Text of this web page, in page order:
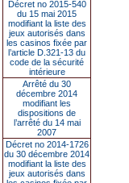
Décret no 2015-540
du 15 mai 2015
modifiant la liste des
jeux autorisés dans
les casinos fixée par
l’article D.321-13 du
code de la sécurité
intérieure
Arrêté du 30
décembre 2014
modifiant les
dispositions de
l’arrêté du 14 mai
2007
Décret no 2014-1726
du 30 décembre 2014
modifiant la liste des
jeux autorisés dans